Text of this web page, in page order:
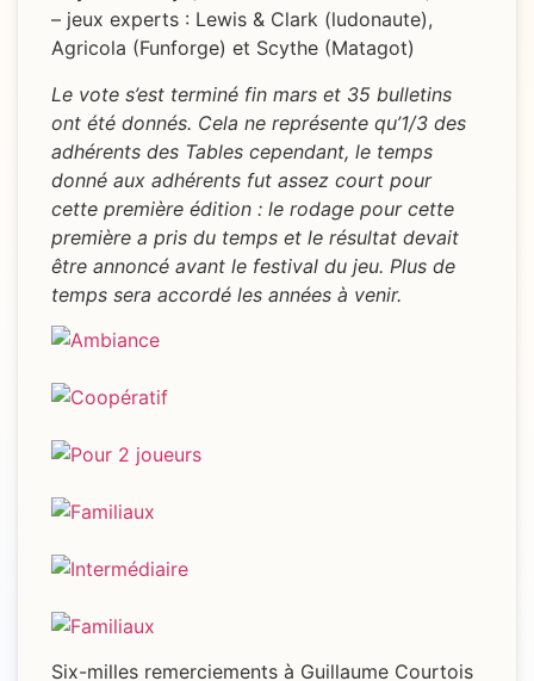
– jeux experts : Lewis & Clark (ludonaute),
Agricola (Funforge) et Scythe (Matagot)
Le vote s’est terminé fin mars et 35 bulletins
ont été donnés. Cela ne représente qu’1/3 des
adhérents des Tables cependant, le temps
donné aux adhérents fut assez court pour
cette première édition : le rodage pour cette
première a pris du temps et le résultat devait
être annoncé avant le festival du jeu. Plus de
temps sera accordé les années à venir.
Six-milles remerciements à Guillaume Courtois